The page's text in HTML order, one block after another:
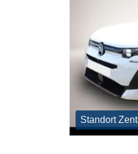
Standort